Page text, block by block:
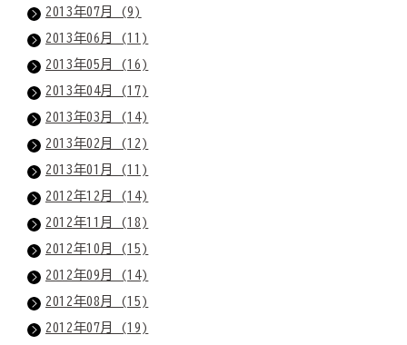
2013年07月 (9)
2013年06月 (11)
2013年05月 (16)
2013年04月 (17)
2013年03月 (14)
2013年02月 (12)
2013年01月 (11)
2012年12月 (14)
2012年11月 (18)
2012年10月 (15)
2012年09月 (14)
2012年08月 (15)
2012年07月 (19)